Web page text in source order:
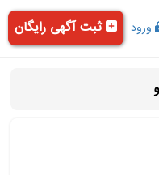
ورود ثبت آگهی رایگان